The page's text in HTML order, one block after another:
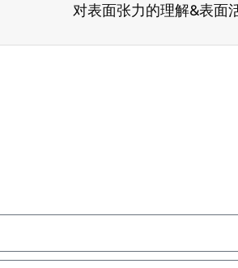
对表面张力的理解&表面